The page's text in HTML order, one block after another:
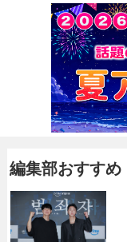
編集部おすすめ